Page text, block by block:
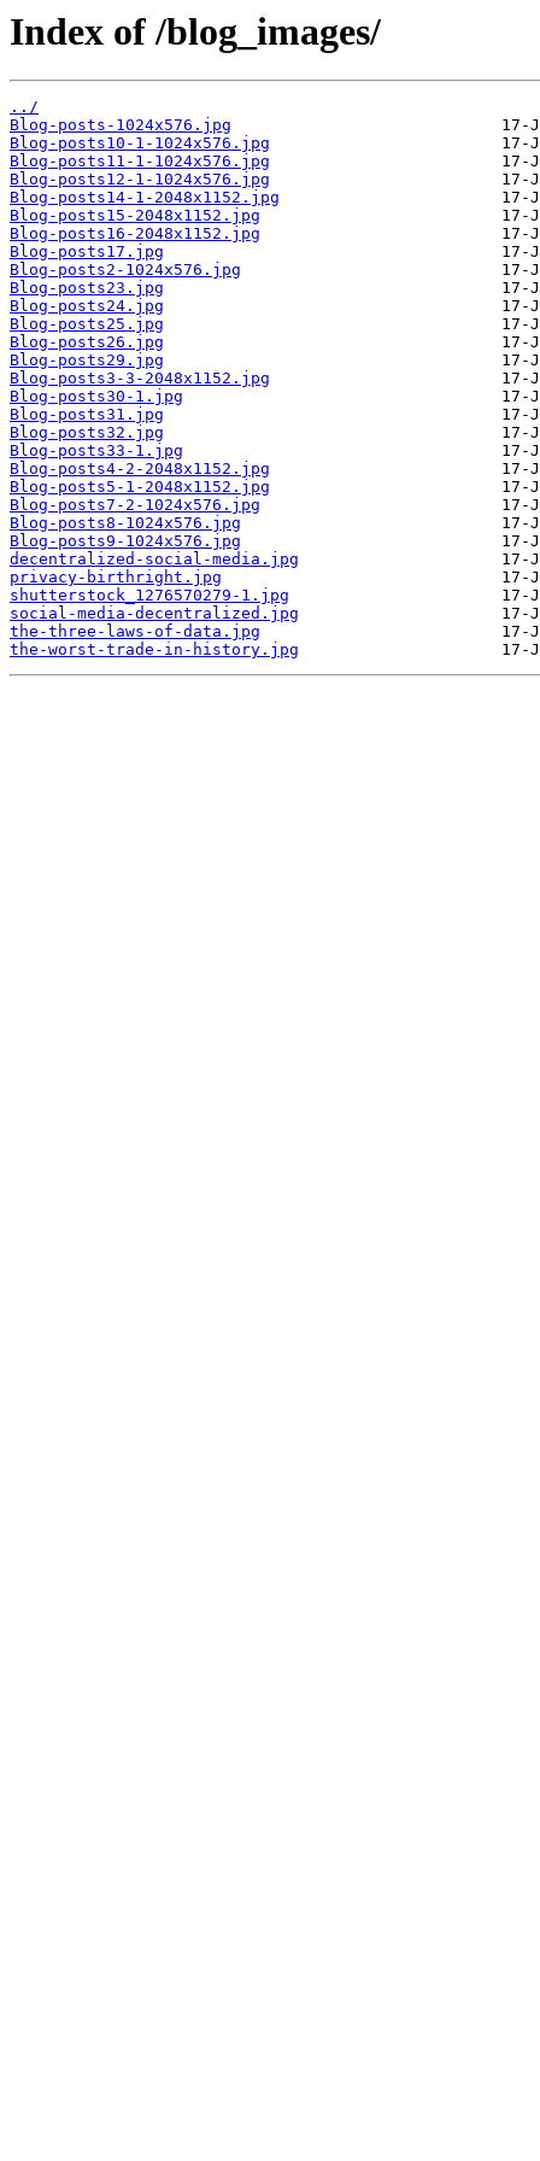
Index of /blog_images/
../
Blog-posts-1024x576.jpg
Blog-posts10-1-1024x576.jpg
Blog-posts11-1-1024x576.jpg
Blog-posts12-1-1024x576.jpg
Blog-posts14-1-2048x1152.jpg
Blog-posts15-2048x1152.jpg
Blog-posts16-2048x1152.jpg
Blog-posts17.jpg
Blog-posts2-1024x576.jpg
Blog-posts23.jpg
Blog-posts24.jpg
Blog-posts25.jpg
Blog-posts26.jpg
Blog-posts29.jpg
Blog-posts3-3-2048x1152.jpg
Blog-posts30-1.jpg
Blog-posts31.jpg
Blog-posts32.jpg
Blog-posts33-1.jpg
Blog-posts4-2-2048x1152.jpg
Blog-posts5-1-2048x1152.jpg
Blog-posts7-2-1024x576.jpg
Blog-posts8-1024x576.jpg
Blog-posts9-1024x576.jpg
decentralized-social-media.jpg
privacy-birthright.jpg
shutterstock_1276570279-1.jpg
social-media-decentralized.jpg
the-three-laws-of-data.jpg
the-worst-trade-in-history.jpg